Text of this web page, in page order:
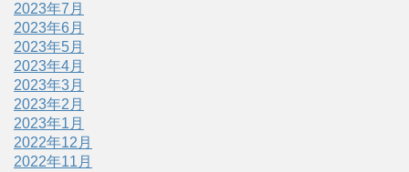
2023年7月
2023年6月
2023年5月
2023年4月
2023年3月
2023年2月
2023年1月
2022年12月
2022年11月